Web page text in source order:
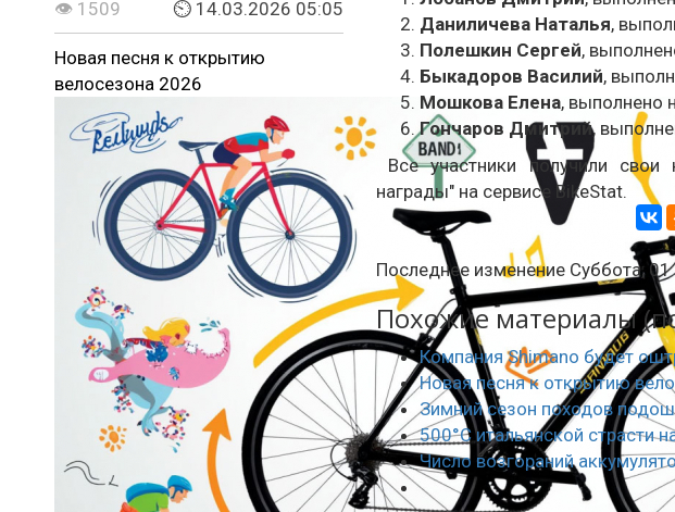
👁 1509 ⏲ 14.03.2026 05:05
Новая песня к открытию
велосезона 2026
Даниличева Наталья,
Полешкин Сергей,
Быкадоров Василий,
Мошкова Елена, выполнено
Гончаров Дмитрий,
Все участники получили
награды" на сервисе BikeStat.
Последнее изменение Суббота,
Похожие материалы
Компания Shimano будет
Новая песня к открытию
Зимний сезон походов
500°C итальянской страсти
Число возгораний